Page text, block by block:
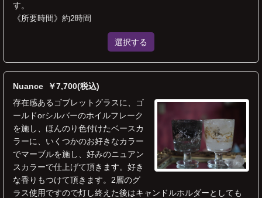
す。
《所要時間》約2時間
選択する
Nuance ￥7,700(税込)
存在感あるゴブレットグラスに、ゴ
ールドorシルバーのホイルフレーク
を施し、ほんのり色付けたベースカ
ラーに、いくつかのお好きなカラー
でマーブルを施し、好みのニュアン
スカラーで仕上げて頂きます。好き
な香りもつけて頂きます。2層のグ
ラス使用ですので灯し終えた後はキャンドルホルダーとしても